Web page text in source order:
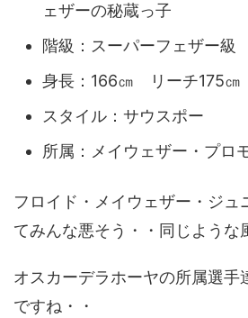
ェザーの秘蔵っ子
階級：スーパーフェザー級
身長：166㎝ リーチ175㎝
スタイル：サウスポー
所属：メイウェザー・プロ
フロイド・メイウェザー・ジュ
てみんな悪そう・・同じような
オスカーデラホーヤの所属選手
ですね・・